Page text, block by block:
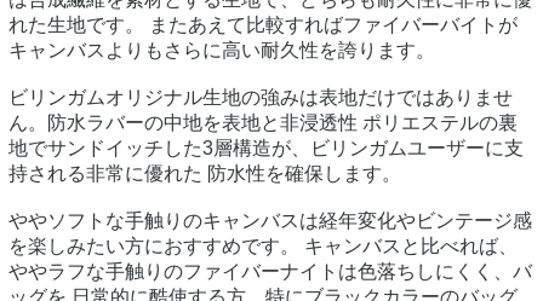
れた生地です。 またあえて比較すればファイバーバイトが
キャンバスよりもさらに高い耐久性を誇ります。
ビリンガムオリジナル生地の強みは表地だけではありませ
ん。防水ラバーの中地を表地と非浸透性 ポリエステルの裏
地でサンドイッチした3層構造が、ビリンガムユーザーに支
持される非常に優れた 防水性を確保します。
ややソフトな手触りのキャンバスは経年変化やビンテージ感
を楽しみたい方におすすめです。 キャンバスと比べれば、
ややラフな手触りのファイバーナイトは色落ちしにくく、バ
ッグを 日常的に酷使する方、特にブラックカラーのバッグ